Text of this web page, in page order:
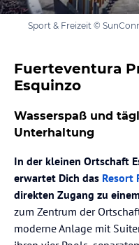
Sport & Freizeit ©
Fuerteventura
Esquinzo
Wasserspaß und
Unterhaltung
In der kleinen Ortschaft
erwartet Dich das Resort
direkten Zugang zu
zum Zentrum der
moderne Anlage mit